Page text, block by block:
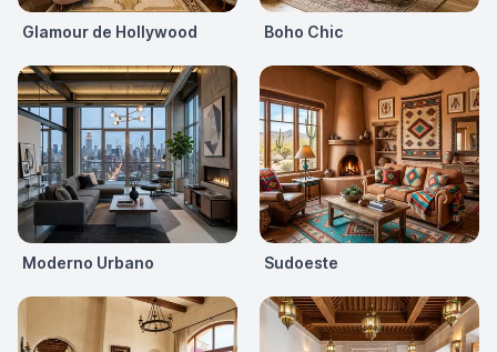
Glamour de Hollywood Boho Chic
Moderno Urbano Sudoeste